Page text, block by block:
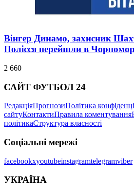
Вінгер Динамо, захисник
Полісся перейшли в
2 660
САЙТ ФУТБОЛ 24
РедакціяПрогнозиПолітика
сайтуКонтактиПравила коментування
політикаСтруктура власності
Соціальні мережі
facebookxyoutubeinstagramtelegramviber
УКРАЇНА